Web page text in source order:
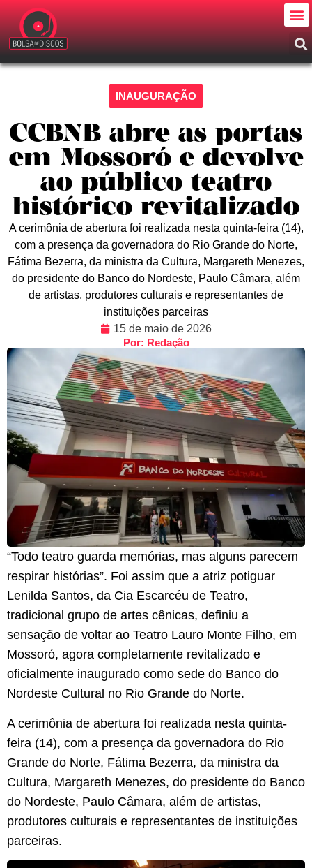
INAUGURAÇÃO
CCBNB abre as portas
em Mossoró e devolve
ao público teatro
histórico revitalizado
A cerimônia de abertura foi realizada nesta quinta-feira (14),
com a presença da governadora do Rio Grande do Norte,
Fátima Bezerra, da ministra da Cultura, Margareth Menezes,
do presidente do Banco do Nordeste, Paulo Câmara, além
de artistas, produtores culturais e representantes de
instituições parceiras
15 de maio de 2026
Por: Redação
“Todo teatro guarda memórias, mas alguns parecem
respirar histórias”. Foi assim que a atriz potiguar
Lenilda Santos, da Cia Escarcéu de Teatro,
tradicional grupo de artes cênicas, definiu a
sensação de voltar ao Teatro Lauro Monte Filho, em
Mossoró, agora completamente revitalizado e
oficialmente inaugurado como sede do Banco do
Nordeste Cultural no Rio Grande do Norte.
A cerimônia de abertura foi realizada nesta quinta-
feira (14), com a presença da governadora do Rio
Grande do Norte, Fátima Bezerra, da ministra da
Cultura, Margareth Menezes, do presidente do Banco
do Nordeste, Paulo Câmara, além de artistas,
produtores culturais e representantes de instituições
parceiras.